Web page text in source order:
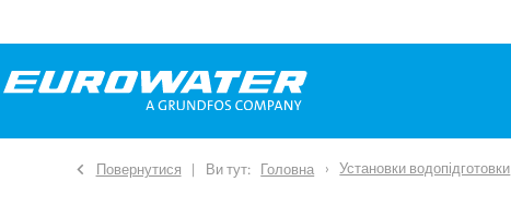
Повернутися Ви тут: Головна Установки водопідготовки